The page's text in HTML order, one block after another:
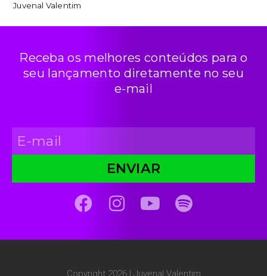
Juvenal Valentim
Receba os melhores conteúdos para o
seu lançamento diretamente no seu
e-mail
ENVIAR
Copyright 2026 | Juvenal Valentim